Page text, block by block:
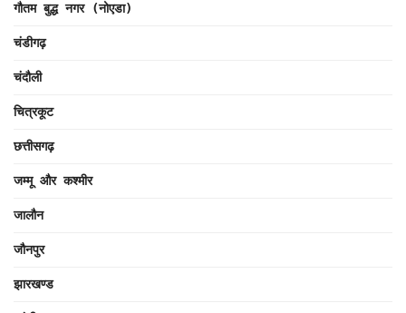
गौतम बुद्ध नगर (नोएडा)
चंडीगढ़
चंदौली
चित्रकूट
छत्तीसगढ़
जम्मू और कश्मीर
जालौन
जौनपुर
झारखण्ड